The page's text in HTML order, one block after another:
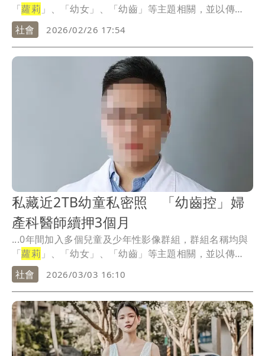
「蘿莉 」、「幼女」、「幼齒」等主題相關，並以傳
送、分...
社會 2026/02/26 17:54
私藏近2TB幼童私密照 「幼齒控」婦
產科醫師續押3個月
...0年間加入多個兒童及少年性影像群組，群組名稱均與
「蘿莉 」、「幼女」、「幼齒」等主題相關，並以傳
送、分...
社會 2026/03/03 16:10